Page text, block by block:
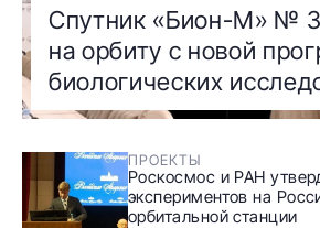
Спутник «Бион-М» № 3
на орбиту с новой
биологических
ПРОЕКТЫ
Роскосмос и РАН
экспериментов на
орбитальной станции